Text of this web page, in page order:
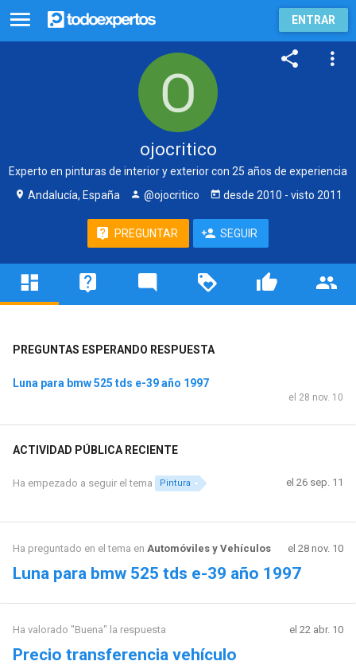
ENTRAR
ojocritico
Experto en pinturas de interior y exterior con 25 años de experiencia
Andalucía, España
@ojocritico desde 2010 - visto 2011
PREGUNTAR SEGUIR
PREGUNTAS ESPERANDO RESPUESTA
Luna para bmw 525 tds e-39 año 1997
el 28 nov. 10
ACTIVIDAD PÚBLICA RECIENTE
Ha empezado a seguir el tema Pintura el 26 sep. 11
Ha preguntado en el tema en Automóviles y Vehículos el 28 nov. 10
Luna para bmw 525 tds e-39 año 1997
Ha valorado "Buena" la respuesta el 22 abr. 10
Precio transferencia vehículo